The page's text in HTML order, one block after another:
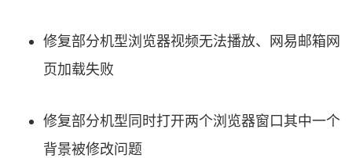
修复部分机型浏览器视频无法播放、网易邮箱网
页加载失败
修复部分机型同时打开两个浏览器窗口其中一个
背景被修改问题